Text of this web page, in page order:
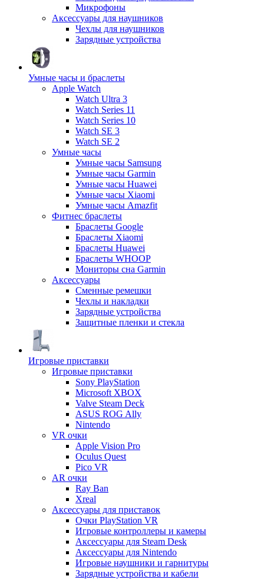
Микрофоны
Аксессуары для наушников
Чехлы для наушников
Зарядные устройства
Умные часы и браслеты
Apple Watch
Watch Ultra 3
Watch Series 11
Watch Series 10
Watch SE 3
Watch SE 2
Умные часы
Умные часы Samsung
Умные часы Garmin
Умные часы Huawei
Умные часы Xiaomi
Умные часы Amazfit
Фитнес браслеты
Браслеты Google
Браслеты Xiaomi
Браслеты Huawei
Браслеты WHOOP
Мониторы сна Garmin
Аксессуары
Сменные ремешки
Чехлы и накладки
Зарядные устройства
Защитные пленки и стекла
Игровые приставки
Игровые приставки
Sony PlayStation
Microsoft XBOX
Valve Steam Deck
ASUS ROG Ally
Nintendo
VR очки
Apple Vision Pro
Oculus Quest
Pico VR
AR очки
Ray Ban
Xreal
Аксессуары для приставок
Очки PlayStation VR
Игровые контроллеры и камеры
Аксессуары для Steam Desk
Аксессуары для Nintendo
Игровые наушники и гарнитуры
Зарядные устройства и кабели